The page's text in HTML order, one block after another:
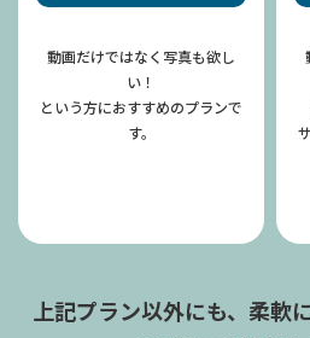
動画だけではなく写真も欲し
い！
​​​​​​​という方におすすめのプランで
す。
上記プラン以外にも、 柔軟